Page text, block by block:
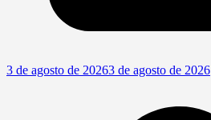
3 de agosto de 20263 de agosto de 2026